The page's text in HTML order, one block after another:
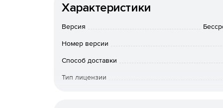
компьютеру или информационной системе.
для более глубокого сопоставления данных
Zoho ManageEngine Privileged Access Manager
важным ресурсам не останется
Характеристики
Версия
Номер версии
Способ доставки
Тип лицензии